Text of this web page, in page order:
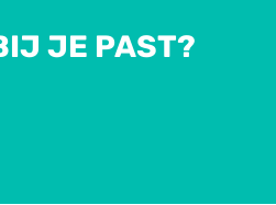
JE PAST?